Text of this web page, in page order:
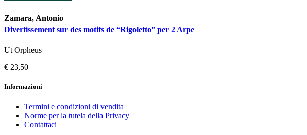
Zamara, Antonio
Divertissement sur des motifs de “Rigoletto” per 2 Arpe
Ut Orpheus
€ 23,50
Informazioni
Termini e condizioni di vendita
Norme per la tutela della Privacy
Contattaci